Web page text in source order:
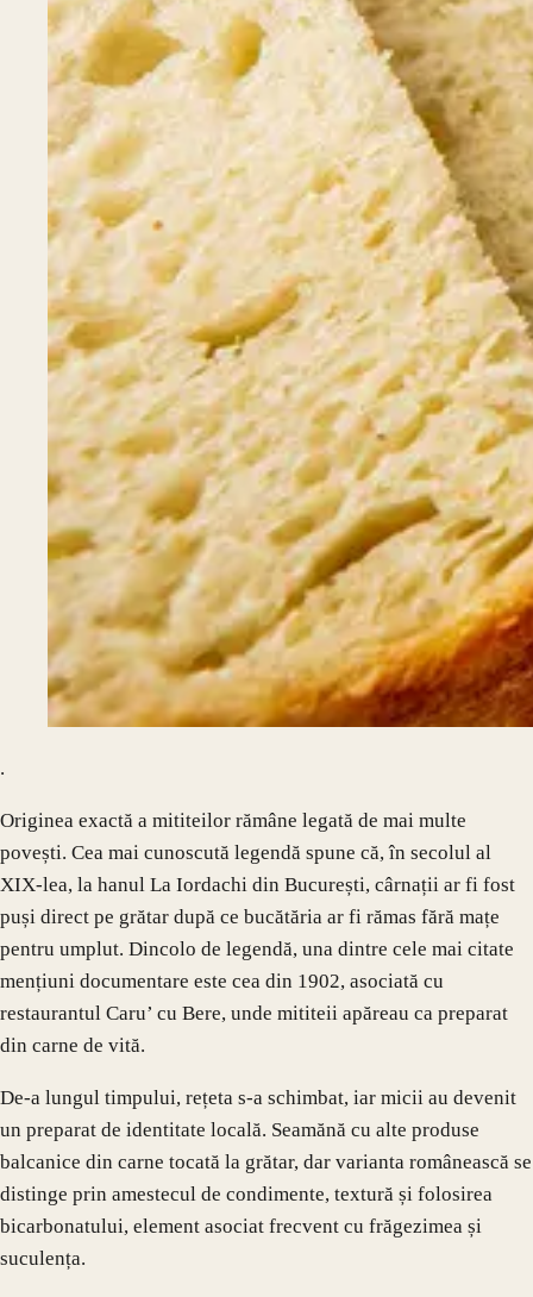
.
Originea exactă a mititeilor rămâne legată de mai multe
povești. Cea mai cunoscută legendă spune că, în secolul al
XIX-lea, la hanul La Iordachi din București, cârnații ar fi fost
puși direct pe grătar după ce bucătăria ar fi rămas fără mațe
pentru umplut. Dincolo de legendă, una dintre cele mai citate
mențiuni documentare este cea din 1902, asociată cu
restaurantul Caru’ cu Bere, unde mititeii apăreau ca preparat
din carne de vită.
De-a lungul timpului, rețeta s-a schimbat, iar micii au devenit
un preparat de identitate locală. Seamănă cu alte produse
balcanice din carne tocată la grătar, dar varianta românească se
distinge prin amestecul de condimente, textură și folosirea
bicarbonatului, element asociat frecvent cu frăgezimea și
suculența.